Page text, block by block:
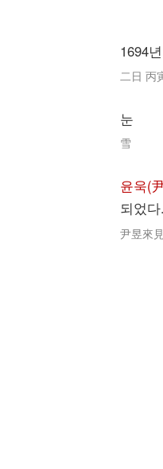
1694
二日 丙
눈
雪
윤욱(
되었다.
尹昱來